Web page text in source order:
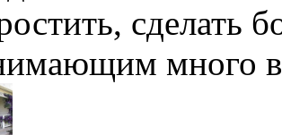
сделать
много